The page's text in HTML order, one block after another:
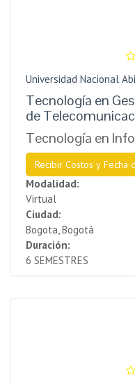
Universidad Nacional
Tecnología en
de
Tecnología en
Recibir Costos y Fecha
Modalidad:
Virtual
Ciudad:
Bogota, Bogotá
Duración:
6 SEMESTRES